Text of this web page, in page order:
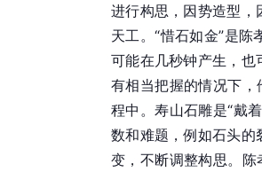
进行构思，因势造型，
天工。“惜石如金”是
可能在几秒钟产生，也
有相当把握的情况下，
程中。寿山石雕是“戴
数和难题，例如石头的
变，不断调整构思。陈